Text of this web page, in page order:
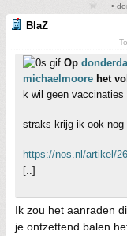
•
BlaZ
Op
michaelmoore het
k wil geen
straks krijg ik ook nog
https://nos.nl/artikel/
[..]
Ik zou het aanraden
je ontzettend balen